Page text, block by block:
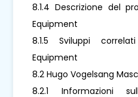
8.1.4 Descrizione del
Equipment
8.1.5 Sviluppi
Equipment
8.2 Hugo Vogelsang
8.2.1 Informazioni